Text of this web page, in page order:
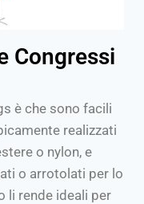
Congressi
è che sono facili
realizzati
o nylon, e
o arrotolati per lo
li rende ideali per